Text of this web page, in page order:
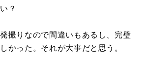
？
撮りなので間違いもあるし、完璧
かった。それが大事だと思う。